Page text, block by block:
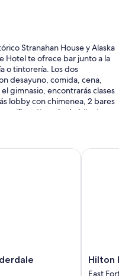
Stranahan House y Alaska
Hotel te ofrece bar junto a la
o tintorería. Los dos
desayuno, comida, cena,
gimnasio, encontrarás clases
lobby con chimenea, 2 bares
wifi gratis en las habitaciones.
Hilton
Fort
Hilton
East
Hilton